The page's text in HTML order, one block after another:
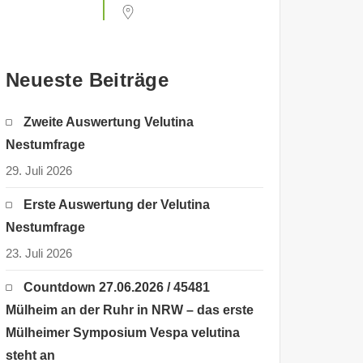
Neueste Beiträge
Zweite Auswertung Velutina
Nestumfrage
29. Juli 2026
Erste Auswertung der Velutina
Nestumfrage
23. Juli 2026
Countdown 27.06.2026 / 45481
Mülheim an der Ruhr in NRW – das erste
Mülheimer Symposium Vespa velutina
steht an